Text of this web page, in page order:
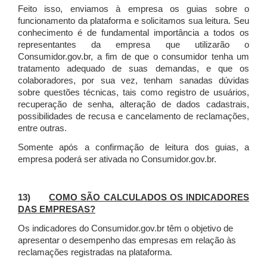
Feito isso, enviamos à empresa os guias sobre o
funcionamento da plataforma e solicitamos sua leitura. Seu
conhecimento é de fundamental importância a todos os
representantes da empresa que utilizarão o
Consumidor.gov.br, a fim de que o consumidor tenha um
tratamento adequado de suas demandas, e que os
colaboradores, por sua vez, tenham sanadas dúvidas
sobre questões técnicas, tais como registro de usuários,
recuperação de senha, alteração de dados cadastrais,
possibilidades de recusa e cancelamento de reclamações,
entre outras.
Somente após a confirmação de leitura dos guias, a
empresa poderá ser ativada no Consumidor.gov.br.
13)COMO SÃO CALCULADOS OS INDICADORES
DAS EMPRESAS?
Os indicadores do Consumidor.gov.br têm o objetivo de
apresentar o desempenho das empresas em relação às
reclamações registradas na plataforma.